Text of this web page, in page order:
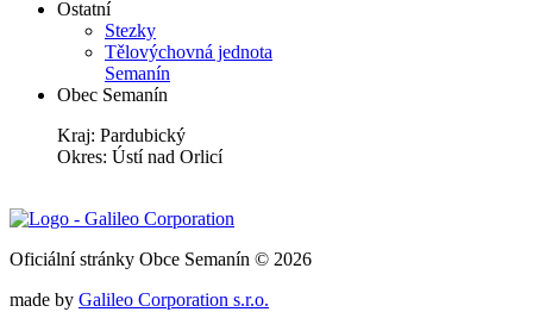
Ostatní
Stezky
Tělovýchovná jednota
Semanín
Obec Semanín
Kraj: Pardubický
Okres: Ústí nad Orlicí
Oficiální stránky Obce Semanín © 2026
made by Galileo Corporation s.r.o.